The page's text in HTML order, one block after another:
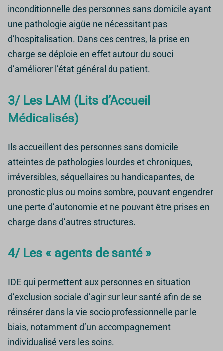
inconditionnelle des personnes sans domicile ayant
une pathologie aigüe ne nécessitant pas
d’hospitalisation. Dans ces centres, la prise en
charge se déploie en effet autour du souci
d’améliorer l’état général du patient.
3/ Les LAM (Lits d’Accueil
Médicalisés)
Ils accueillent des personnes sans domicile
atteintes de pathologies lourdes et chroniques,
irréversibles, séquellaires ou handicapantes, de
pronostic plus ou moins sombre, pouvant engendrer
une perte d’autonomie et ne pouvant être prises en
charge dans d’autres structures.
4/ Les « agents de santé »
IDE qui permettent aux personnes en situation
d’exclusion sociale d’agir sur leur santé afin de se
réinsérer dans la vie socio professionnelle par le
biais, notamment d’un accompagnement
individualisé vers les soins.